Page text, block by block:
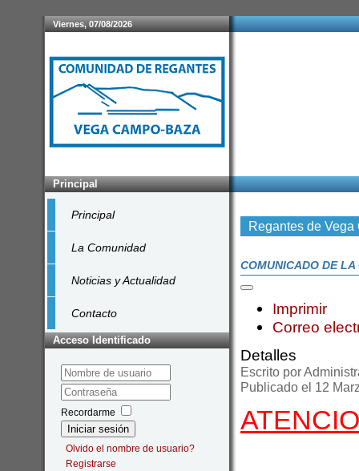
Viernes, 07/08/2026
Principal
Principal
La Comunidad
Noticias y Actualidad
Contacto
Acceso Identificado
Recordarme
Iniciar sesión
Olvido el nombre de usuario?
Registrarse
Regantes de Vega
COMUNICADO DE
Imprimir
Correo
Detalles
Escrito por
Publicado el 12